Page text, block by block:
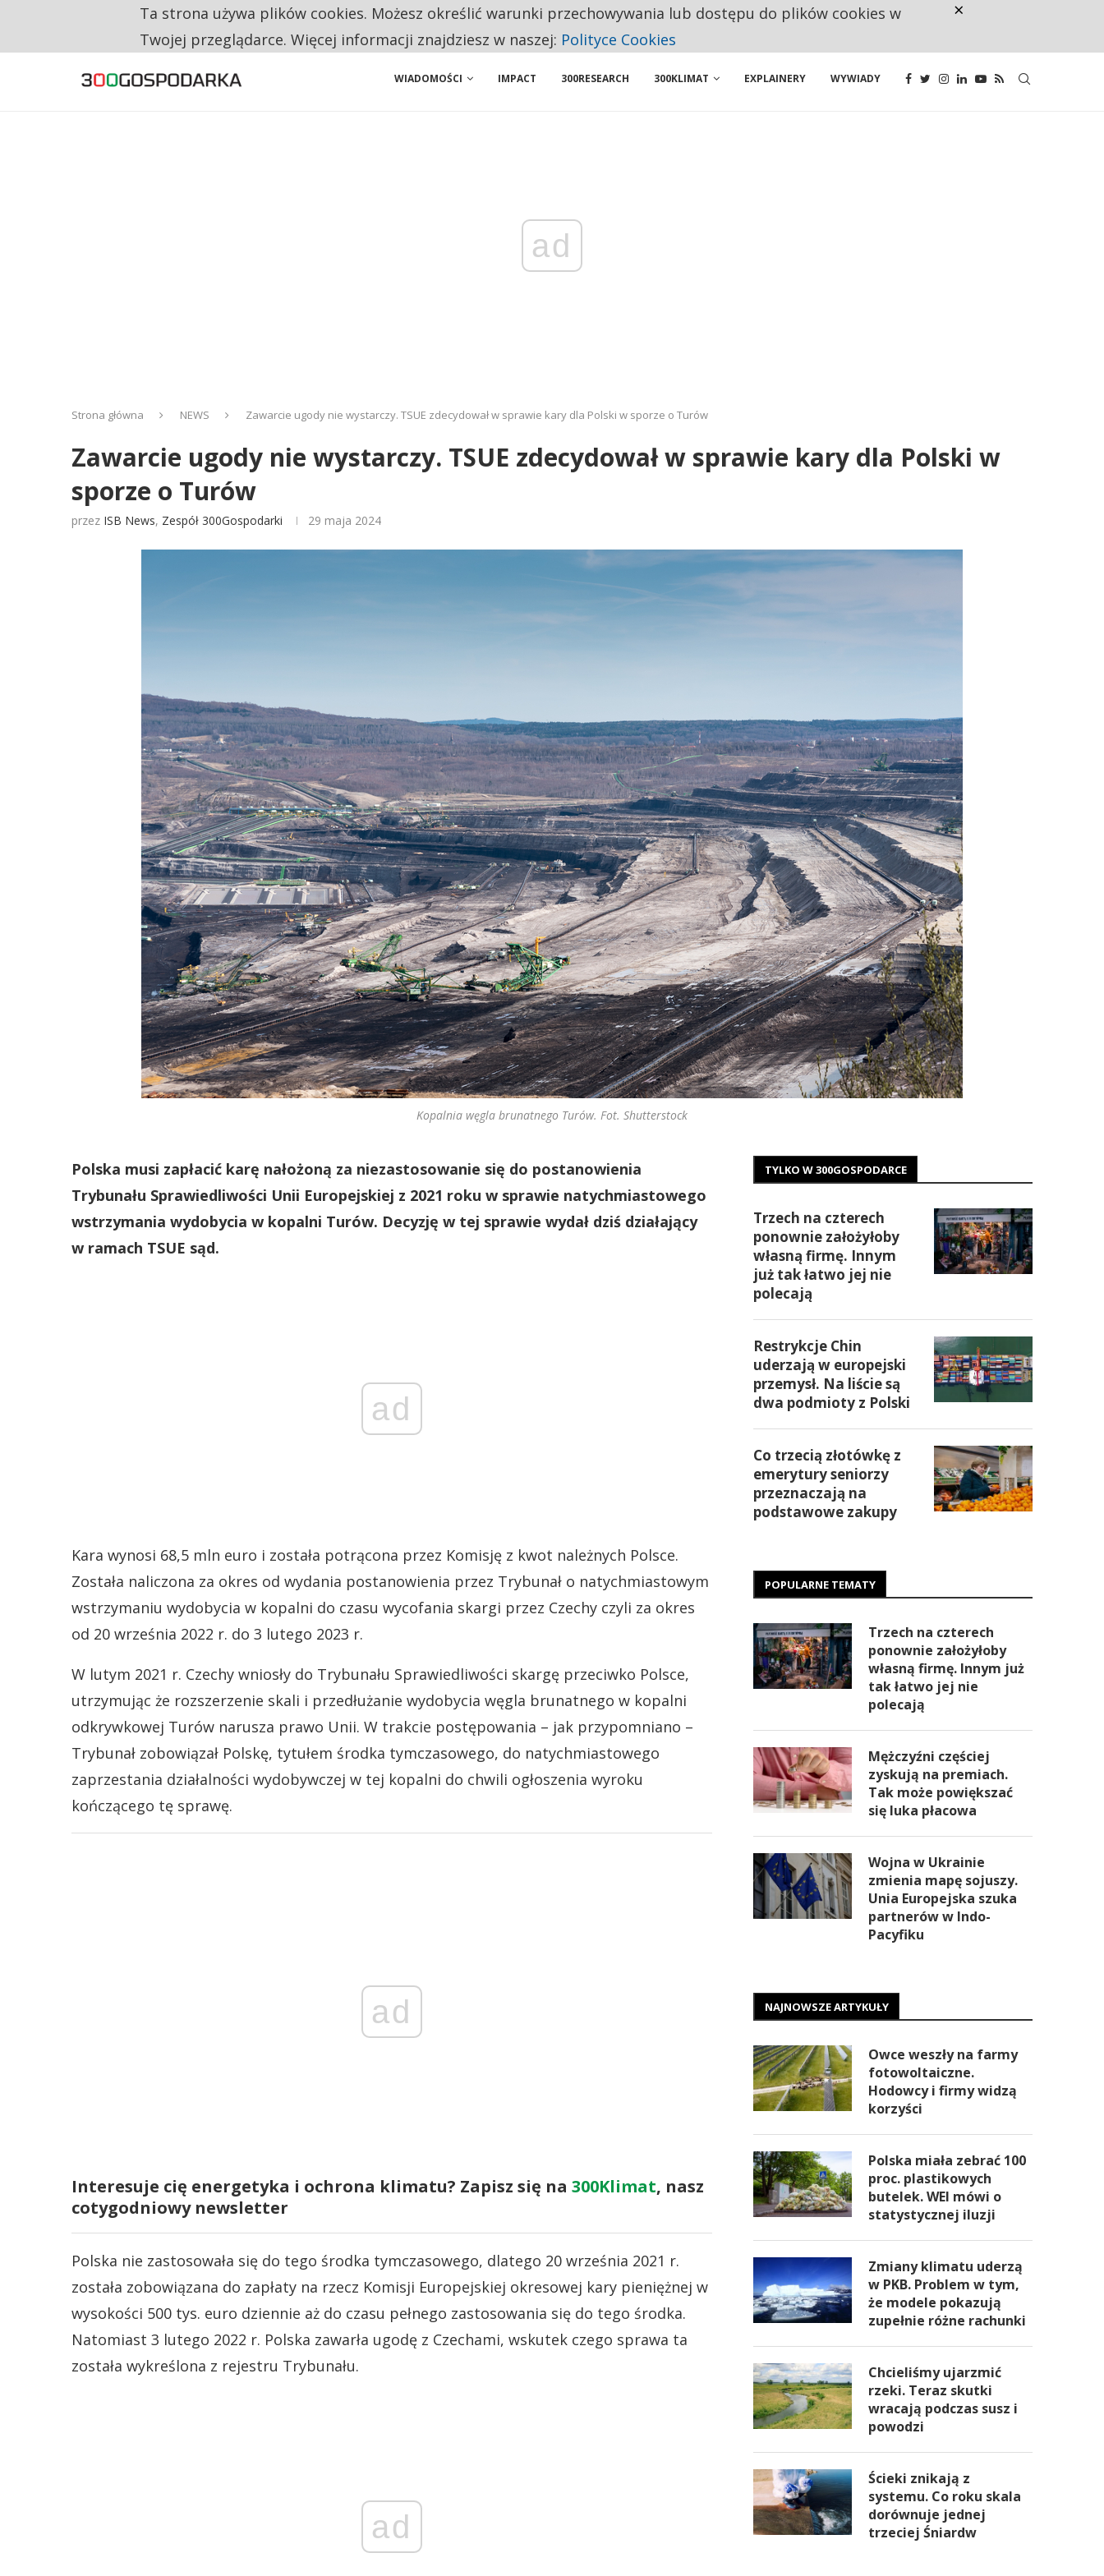
CO TRZECIĄ ZŁOTÓWKĘ Z EMERYTURY SENIORZY PRZEZNACZAJĄ NA PODSTAWOWE ZAKUPY
WIADOMOŚCI IMPACT 300RESEARCH 300KLIMAT EXPLAINERY WYWIADY
ad
Strona główna NEWS Zawarcie ugody nie wystarczy. TSUE zdecydował w sprawie kary dla Polski w sporze o Turów
Zawarcie ugody nie wystarczy. TSUE zdecydował w sprawie kary dla Polski w
sporze o Turów
przez ISB News, Zespół 300Gospodarki 29 maja 2024
Kopalnia węgla brunatnego Turów. Fot. Shutterstock
Polska musi zapłacić karę nałożoną za niezastosowanie się do postanowienia
Trybunału Sprawiedliwości Unii Europejskiej z 2021 roku w sprawie natychmiastowego
wstrzymania wydobycia w kopalni Turów. Decyzję w tej sprawie wydał dziś działający
w ramach TSUE sąd.
ad
Kara wynosi 68,5 mln euro i została potrącona przez Komisję z kwot należnych Polsce.
Została naliczona za okres od wydania postanowienia przez Trybunał o natychmiastowym
wstrzymaniu wydobycia w kopalni do czasu wycofania skargi przez Czechy czyli za okres
od 20 września 2022 r. do 3 lutego 2023 r.
W lutym 2021 r. Czechy wniosły do Trybunału Sprawiedliwości skargę przeciwko Polsce,
utrzymując że rozszerzenie skali i przedłużanie wydobycia węgla brunatnego w kopalni
odkrywkowej Turów narusza prawo Unii. W trakcie postępowania – jak przypomniano –
Trybunał zobowiązał Polskę, tytułem środka tymczasowego, do natychmiastowego
zaprzestania działalności wydobywczej w tej kopalni do chwili ogłoszenia wyroku
kończącego tę sprawę.
ad
Interesuje cię energetyka i ochrona klimatu? Zapisz się na 300Klimat, nasz
cotygodniowy newsletter
Polska nie zastosowała się do tego środka tymczasowego, dlatego 20 września 2021 r.
została zobowiązana do zapłaty na rzecz Komisji Europejskiej okresowej kary pieniężnej w
wysokości 500 tys. euro dziennie aż do czasu pełnego zastosowania się do tego środka.
Natomiast 3 lutego 2022 r. Polska zawarła ugodę z Czechami, wskutek czego sprawa ta
została wykreślona z rejestru Trybunału.
ad
TYLKO W 300GOSPODARCE
Trzech na czterech
ponownie założyłoby
własną firmę. Innym
już tak łatwo jej nie
polecają
Restrykcje Chin
uderzają w europejski
przemysł. Na liście są
dwa podmioty z Polski
Co trzecią złotówkę z
emerytury seniorzy
przeznaczają na
podstawowe zakupy
POPULARNE TEMATY
Trzech na czterech
ponownie założyłoby
własną firmę. Innym już
tak łatwo jej nie
polecają
Mężczyźni częściej
zyskują na premiach.
Tak może powiększać
się luka płacowa
Wojna w Ukrainie
zmienia mapę sojuszy.
Unia Europejska szuka
partnerów w Indo-
Pacyfiku
NAJNOWSZE ARTYKUŁY
Owce weszły na farmy
fotowoltaiczne.
Hodowcy i firmy widzą
korzyści
Polska miała zebrać 100
proc. plastikowych
butelek. WEI mówi o
statystycznej iluzji
Zmiany klimatu uderzą
w PKB. Problem w tym,
że modele pokazują
zupełnie różne rachunki
Chcieliśmy ujarzmić
rzeki. Teraz skutki
wracają podczas susz i
powodzi
Ścieki znikają z
systemu. Co roku skala
dorównuje jednej
trzeciej Śniardw
Ta strona używa plików cookies. Możesz określić warunki przechowywania lub dostępu do plików cookies w
Twojej przeglądarce. Więcej informacji znajdziesz w naszej: Polityce Cookies
×